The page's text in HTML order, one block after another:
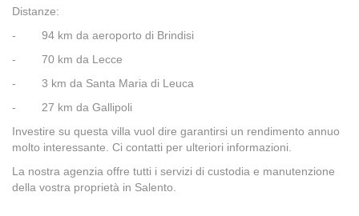
Distanze:
- 94 km da aeroporto di Brindisi
- 70 km da Lecce
- 3 km da Santa Maria di Leuca
- 27 km da Gallipoli
Investire su questa villa vuol dire garantirsi un rendimento annuo
molto interessante. Ci contatti per ulteriori informazioni.
La nostra agenzia offre tutti i servizi di custodia e manutenzione
della vostra proprietà in Salento.